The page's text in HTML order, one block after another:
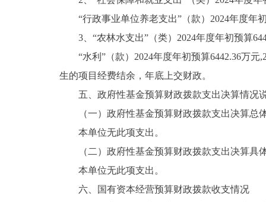
“行政事业单位养老支出”（款）2024年度年初
3、“农林水支出”（类）2024年度年初预算
“水利”（款）2024年度年初预算6442.36万元
生的项目经费结余，年底上交财政。
五、政府性基金预算财政拨款支出决算情况
（一）政府性基金预算财政拨款支出决算总
本单位无此项支出。
（二）政府性基金预算财政拨款支出决算具
本单位无此项支出。
六、国有资本经营预算财政拨款收支情况